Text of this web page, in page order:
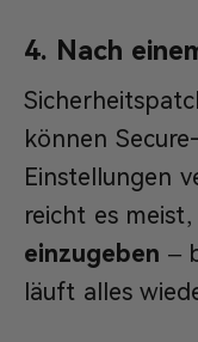
4. Nach
können
Einstellungen
reicht es
einzugeben –
läuft alles